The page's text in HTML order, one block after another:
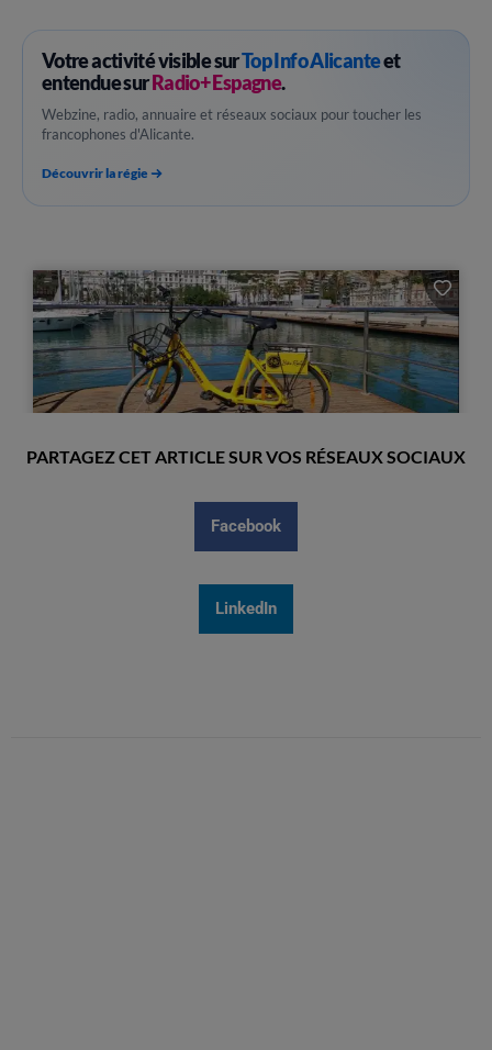
Votre activité visible surTop Info Alicanteet
entendue surRadio+ Espagne.
Webzine, radio, annuaire et réseaux sociaux pour toucher les
francophones d'Alicante.
Découvrir la régie
PARTAGEZ CET ARTICLE SUR VOS RÉSEAUX SOCIAUX
Facebook
LinkedIn